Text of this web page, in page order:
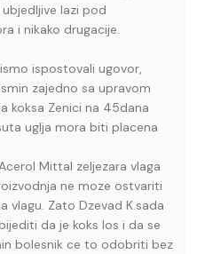
lazi pod
i nikako drugacije.
ispostovali ugovor,
zajedno sa upravom
koksa Zenici na 45dana
uglja mora biti placena
Mittal zeljezara vlaga
ne moze ostvariti
vlagu. Zato Dzevad K.sada
da je koks los i da se
bolesnik ce to odobriti bez